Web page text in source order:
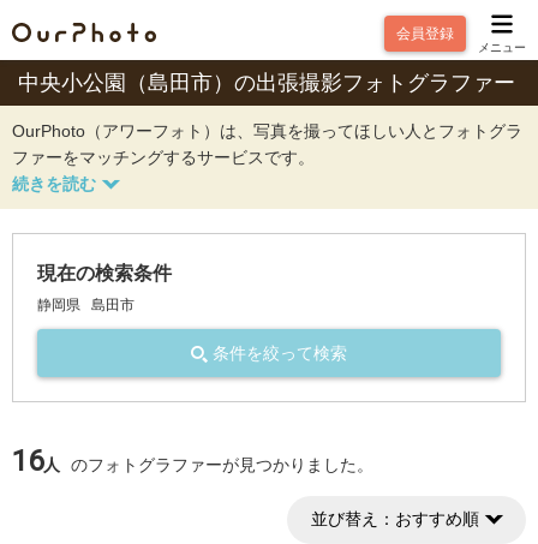
会員登録
メニュー
中央小公園（島田市）の出張撮影フォトグラファー
OurPhoto（アワーフォト）は、写真を撮ってほしい人とフォトグラ
ファーをマッチングするサービスです。
現在の検索条件
静岡県 島田市
条件を絞って検索
16人 のフォトグラファーが見つかりました。
並び替え： おすすめ順